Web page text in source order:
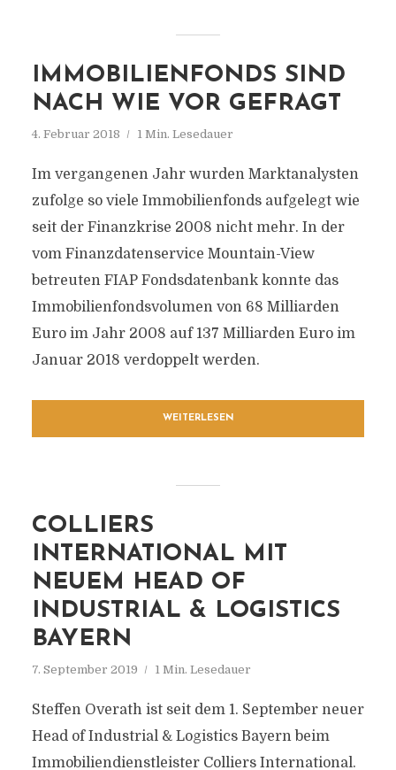
IMMOBILIENFONDS SIND
NACH WIE VOR GEFRAGT
4. Februar 2018 1 Min. Lesedauer
Im vergangenen Jahr wurden Marktanalysten
zufolge so viele Immobilienfonds aufgelegt wie
seit der Finanzkrise 2008 nicht mehr. In der
vom Finanzdatenservice Mountain-View
betreuten FIAP Fondsdatenbank konnte das
Immobilienfondsvolumen von 68 Milliarden
Euro im Jahr 2008 auf 137 Milliarden Euro im
Januar 2018 verdoppelt werden.
WEITERLESEN
COLLIERS
INTERNATIONAL MIT
NEUEM HEAD OF
INDUSTRIAL & LOGISTICS
BAYERN
7. September 2019 1 Min. Lesedauer
Steffen Overath ist seit dem 1. September neuer
Head of Industrial & Logistics Bayern beim
Immobiliendienstleister Colliers International.